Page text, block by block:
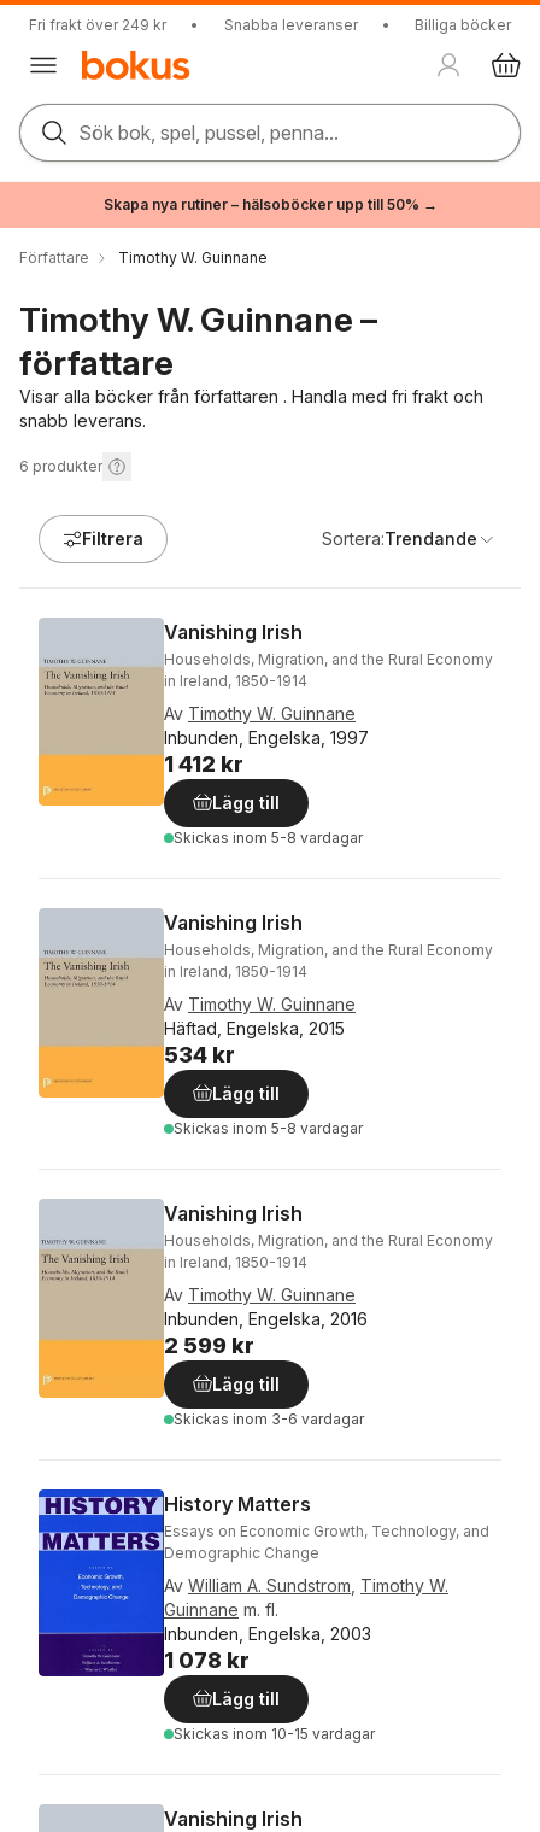
Fri frakt över 249 kr • Snabba leveranser • Billiga böcker
Sök bok, spel, pussel, penna...
Skapa nya rutiner – hälsoböcker upp till 50% →
Författare Timothy W. Guinnane
Timothy W. Guinnane –
författare
Visar alla böcker från författaren . Handla med fri frakt och
snabb leverans.
6 produkter
Filtrera Sortera:Trendande
Vanishing Irish
Households, Migration, and the Rural Economy
in Ireland, 1850-1914
Av Timothy W. Guinnane
Inbunden, Engelska, 1997
1 412 kr
Lägg till
Skickas inom 5-8 vardagar
Vanishing Irish
Households, Migration, and the Rural Economy
in Ireland, 1850-1914
Av Timothy W. Guinnane
Häftad, Engelska, 2015
534 kr
Lägg till
Skickas inom 5-8 vardagar
Vanishing Irish
Households, Migration, and the Rural Economy
in Ireland, 1850-1914
Av Timothy W. Guinnane
Inbunden, Engelska, 2016
2 599 kr
Lägg till
Skickas inom 3-6 vardagar
History Matters
Essays on Economic Growth, Technology, and
Demographic Change
Av William A. Sundstrom Timothy W.
Guinnane m. fl.
Inbunden, Engelska, 2003
1 078 kr
Lägg till
Skickas inom 10-15 vardagar
Vanishing Irish